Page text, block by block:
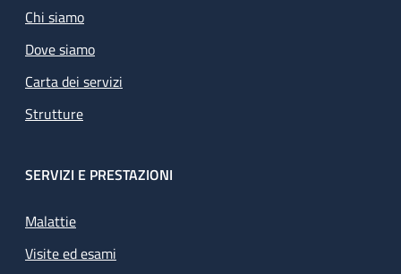
Chi siamo
Dove siamo
Carta dei servizi
Strutture
SERVIZI E PRESTAZIONI
Malattie
Visite ed esami